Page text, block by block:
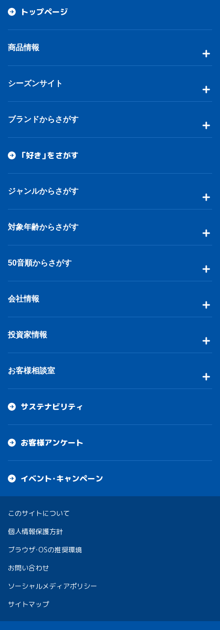
トップページ
商品情報
シーズンサイト
ブランドからさがす
「好き」をさがす
ジャンルからさがす
対象年齢からさがす
50音順からさがす
会社情報
投資家情報
お客様相談室
サステナビリティ
お客様アンケート
イベント・キャンペーン
このサイトについて
個人情報保護方針
ブラウザ・OSの推奨環境
お問い合わせ
ソーシャルメディアポリシー
サイトマップ